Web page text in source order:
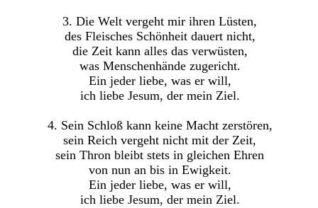
3. Die Welt vergeht mir ihren Lüsten,
des Fleisches Schönheit dauert nicht,
die Zeit kann alles das verwüsten,
was Menschenhände zugericht.
Ein jeder liebe, was er will,
ich liebe Jesum, der mein Ziel.
4. Sein Schloß kann keine Macht zerstören,
sein Reich vergeht nicht mit der Zeit,
sein Thron bleibt stets in gleichen Ehren
von nun an bis in Ewigkeit.
Ein jeder liebe, was er will,
ich liebe Jesum, der mein Ziel.